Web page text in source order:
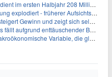
im ersten Halbjahr 208 Millionen Euro
- früherer Aufsichtsratschef gibt aus Protest Ehrentitel ab
und zeigt sich selbstbewusst gegenüber Unicredit
enttäuschender Buchungsprognose
Variable, die globale Wirtschaftslandschaften umgestaltet